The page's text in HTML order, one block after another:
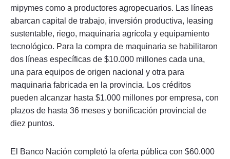
mipymes como a productores agropecuarios. Las líneas
abarcan capital de trabajo, inversión productiva, leasing
sustentable, riego, maquinaria agrícola y equipamiento
tecnológico. Para la compra de maquinaria se habilitaron
dos líneas específicas de $10.000 millones cada una,
una para equipos de origen nacional y otra para
maquinaria fabricada en la provincia. Los créditos
pueden alcanzar hasta $1.000 millones por empresa, con
plazos de hasta 36 meses y bonificación provincial de
diez puntos.
El Banco Nación completó la oferta pública con $60.000